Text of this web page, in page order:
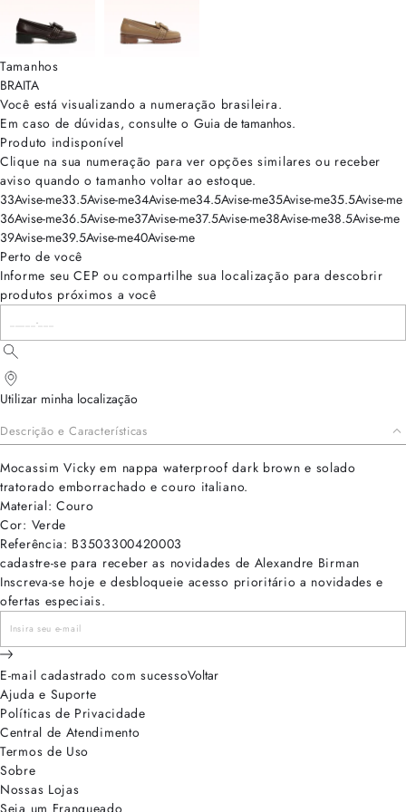
Tamanhos
BRAITA
Você está visualizando a numeração brasileira.
Em caso de dúvidas, consulte o Guia de tamanhos.
Produto indisponível
Clique na sua numeração para ver opções similares ou receber
aviso quando o tamanho voltar ao estoque.
33Avise-me33.5Avise-me34Avise-me34.5Avise-me35Avise-me35.5Avise-me
36Avise-me36.5Avise-me37Avise-me37.5Avise-me38Avise-me38.5Avise-me
39Avise-me39.5Avise-me40Avise-me
Perto de você
Informe seu CEP ou compartilhe sua localização para descobrir
produtos próximos a você
Utilizar minha localização
Descrição e Características
Mocassim Vicky em nappa waterproof dark brown e solado
tratorado emborrachado e couro italiano.
Material: Couro
Cor: Verde
Referência: B3503300420003
cadastre-se para receber as novidades de Alexandre Birman
Inscreva-se hoje e desbloqueie acesso prioritário a novidades e
ofertas especiais.
E-mail cadastrado com sucessoVoltar
Ajuda e Suporte
Políticas de Privacidade
Central de Atendimento
Termos de Uso
Sobre
Nossas Lojas
Seja um Franqueado